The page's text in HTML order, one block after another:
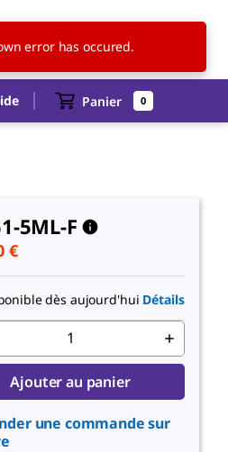
FR
Panier 0
5ML-F
€
dès aujourd'hui Détails
Ajouter au panier
une commande sur
error has occured.